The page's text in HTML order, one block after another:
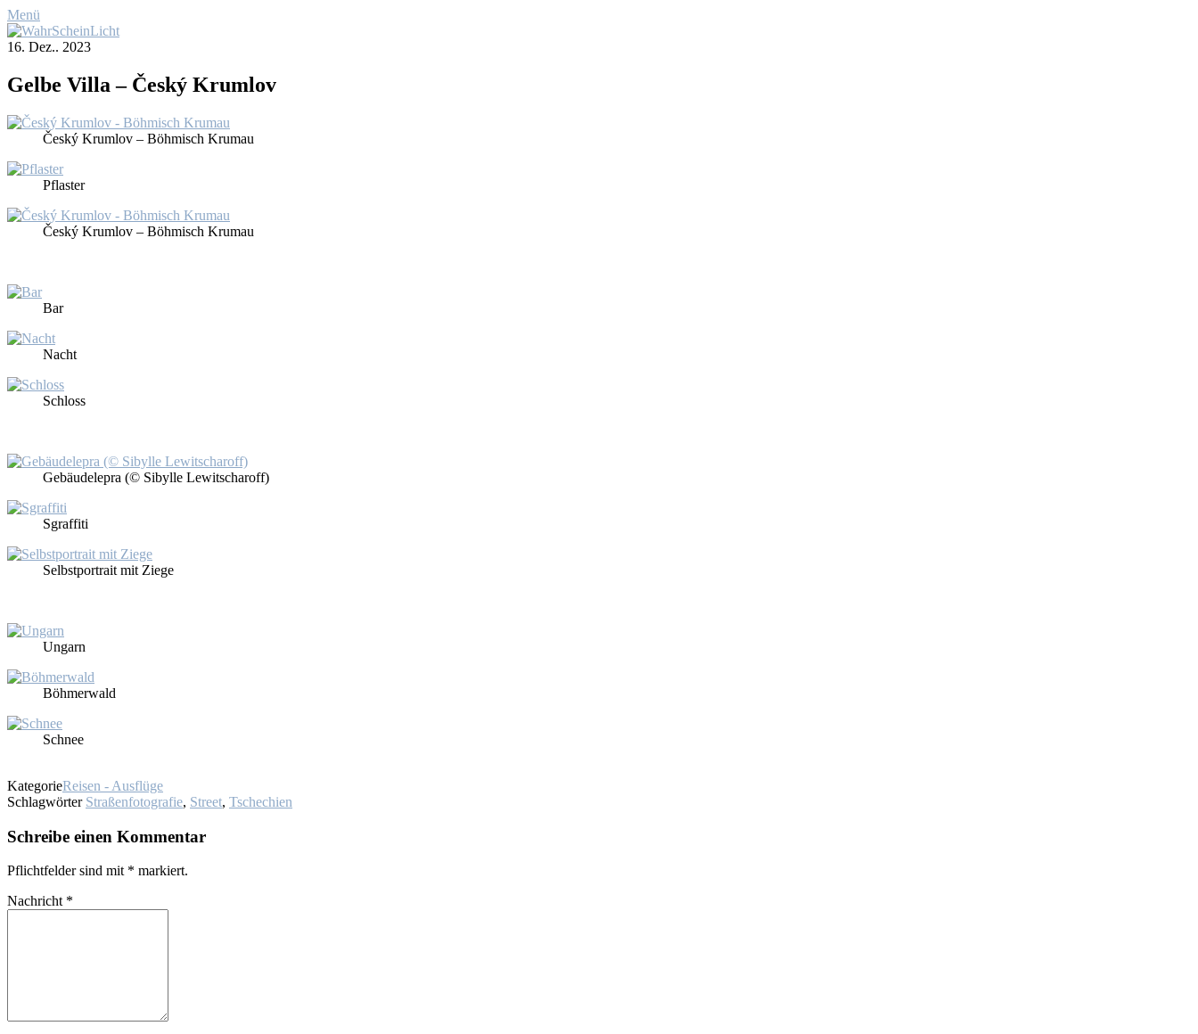
Menü
16. Dez.. 2023
Gel­be Vil­la – Čes­ký Krum­l­ov
Čes­ký Krum­l­ov – Böh­misch Kru­mau
Pflas­ter
Čes­ký Krum­l­ov – Böh­misch Kru­mau
Bar
Nacht
Schloss
Ge­bäu­de­le­pra (© Si­byl­le Le­witschar­off)
Sgraf­fi­ti
Selbst­por­trait mit Zie­ge
Un­garn
Böh­mer­wald
Schnee
KategorieReisen - Ausflüge
Schlagwörter Straßenfotografie, Street, Tschechien
Schreibe einen Kommentar
Pflichtfelder sind mit * markiert.
Nachricht *